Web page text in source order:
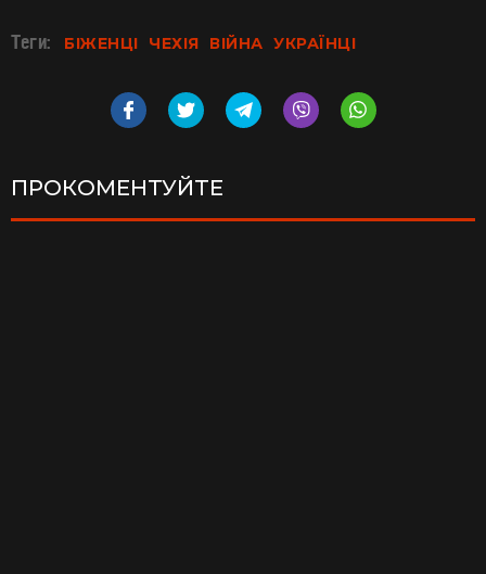
Теги: БІЖЕНЦІ ЧЕХІЯ ВІЙНА УКРАЇНЦІ
ПРОКОМЕНТУЙТЕ